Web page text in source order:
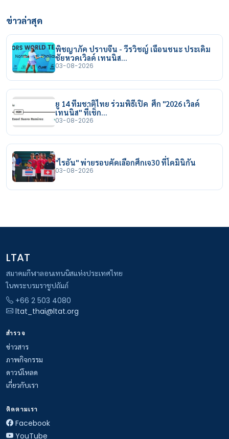
ข่าวล่าสุด
พิชญาภัค ปราบจีน - วีรวิชญ์ เฉือนชนะ ประเดิม
ชัยหวดเวิลด์ เทนนิส…
03-08-2026
ยู 14 ทีมชาติไทย ร่วมพิธีเปิด ศึก "2026 เวิลด์
เทนนิส" ที่เช็ก…
03-08-2026
"ไรอัน" พ่ายรอบคัดเลือกศึกเจ30 ที่โดมินิกัน
03-08-2026
LTAT
สมาคมกีฬาลอนเทนนิสแห่งประเทศไทย
ในพระบรมราชูปถัมภ์
+66 2 503 4080
ltat_thai@ltat.org
สำรวจ
ข่าวสาร
ภาพกิจกรรม
ดาวน์โหลด
เกี่ยวกับเรา
ติดตามเรา
Facebook
YouTube